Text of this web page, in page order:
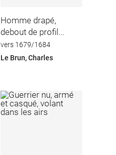
Homme drapé,
debout de profil...
vers 1679/1684
Le Brun, Charles